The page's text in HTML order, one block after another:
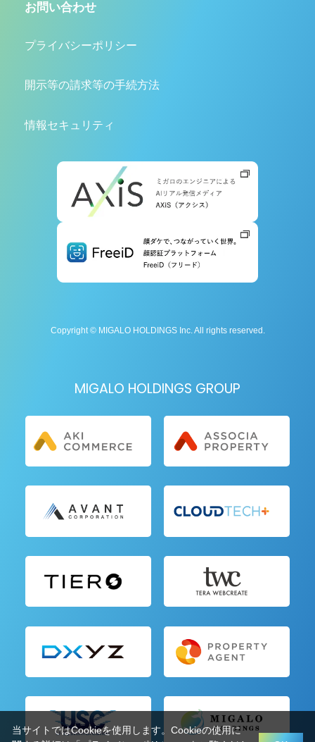
お問い合わせ
プライバシーポリシー
開示等の請求等の手続方法
情報セキュリティ
Copyright © MIGALO HOLDINGS Inc. All rights reserved.
MIGALO HOLDINGS GROUP
当サイトではCookieを使用します。Cookieの使用に